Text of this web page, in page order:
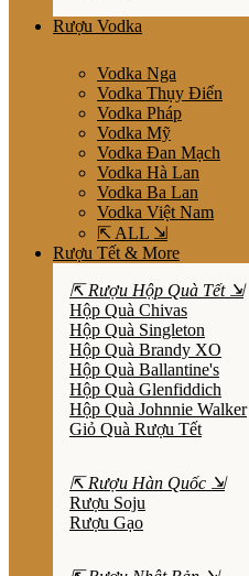
Rượu Vodka
Vodka Nga
Vodka Thụy Điển
Vodka Pháp
Vodka Mỹ
Vodka Đan Mạch
Vodka Hà Lan
Vodka Ba Lan
Vodka Việt Nam
⇱ ALL ⇲
Rượu Tết & More
⇱ Rượu Hộp Quà Tết ⇲
Hộp Quà Chivas
Hộp Quà Singleton
Hộp Quà Brandy XO
Hộp Quà Ballantine's
Hộp Quà Glenfiddich
Hộp Quà Johnnie Walker
Giỏ Quà Rượu Tết
⇱ Rượu Hàn Quốc ⇲
Rượu Soju
Rượu Gạo